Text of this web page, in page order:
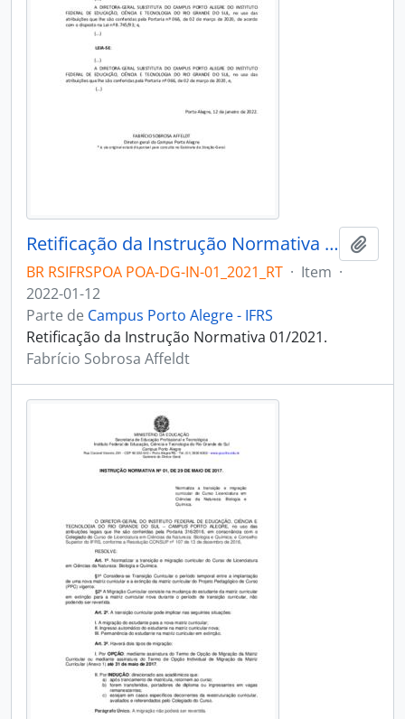
Retificação da Instrução Normativa 01/2021
BR RSIFRSPOA POA-DG-IN-01_2021_RT · Item ·
2022-01-12
Parte de Campus Porto Alegre - IFRS
Retificação da Instrução Normativa 01/2021.
Fabrício Sobrosa Affeldt